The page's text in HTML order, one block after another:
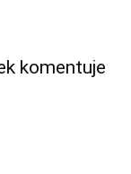
komentuje